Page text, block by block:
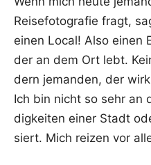
Rei­se­fo­to­gra­fie fragt,
einen Local! Also einen
der an dem Ort lebt.
dern jeman­den, der
Ich bin nicht so sehr an
dig­kei­ten einer Stadt
siert. Mich rei­zen vor